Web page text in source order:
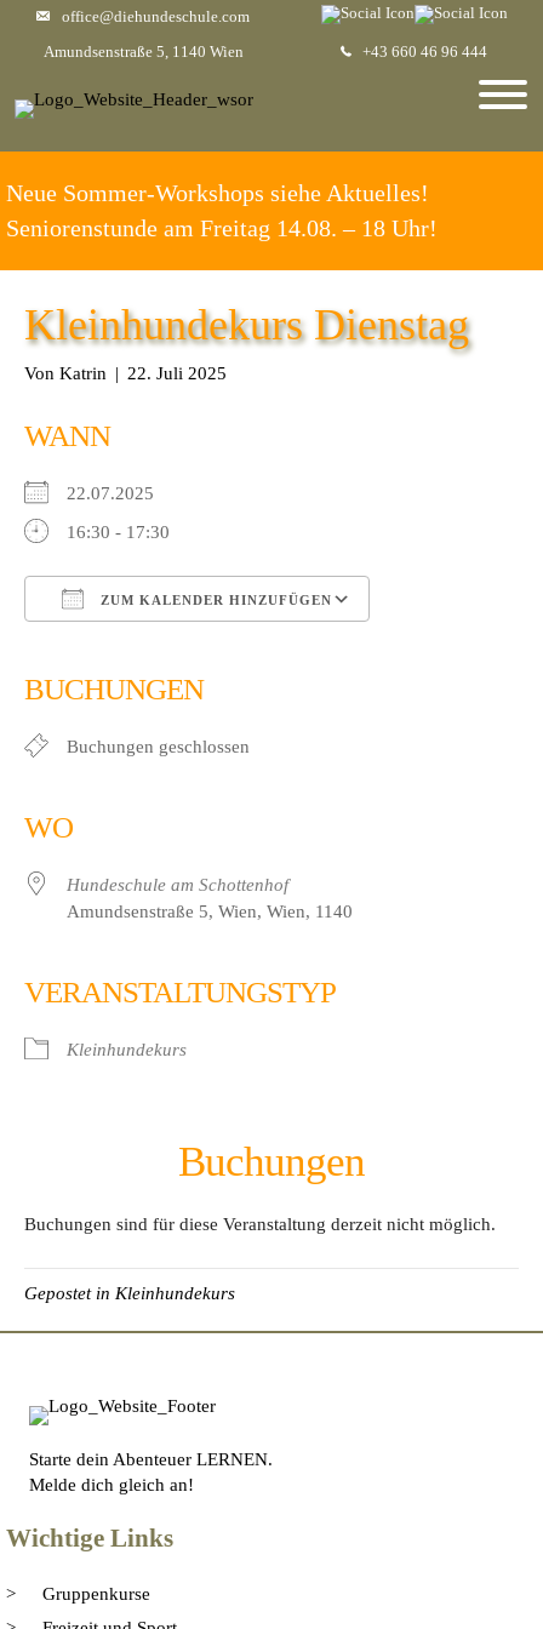
office@diehundeschule.com
+43 660 46 96 444
Amundsenstraße 5, 1140 Wien
Neue Sommer-Workshops siehe Aktuelles!
Seniorenstunde am Freitag 14.08. – 18 Uhr!
Kleinhundekurs Dienstag
Von Katrin | 22. Juli 2025
WANN
22.07.2025
16:30 - 17:30
ZUM KALENDER HINZUFÜGEN
BUCHUNGEN
Buchungen geschlossen
WO
Hundeschule am Schottenhof
Amundsenstraße 5, Wien, Wien, 1140
VERANSTALTUNGSTYP
Kleinhundekurs
Buchungen
Buchungen sind für diese Veranstaltung derzeit nicht möglich.
Gepostet in Kleinhundekurs
Starte dein Abenteuer LERNEN.
Melde dich gleich an!
Wichtige Links
Gruppenkurse